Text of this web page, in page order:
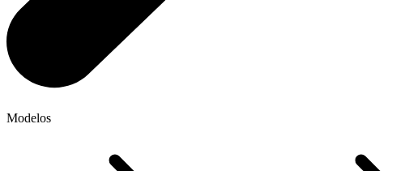
Modelos